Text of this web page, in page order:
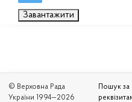
Завантажити
© Верховна Рада
України 1994—2026
Пошук за